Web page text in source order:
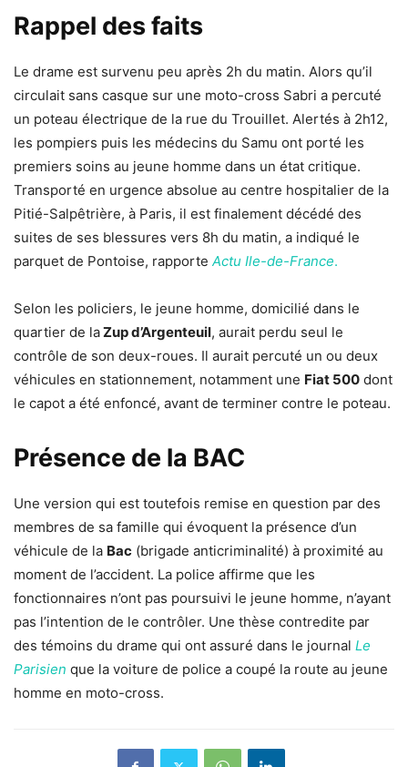
Rappel des faits
Le drame est survenu peu après 2h du matin. Alors qu’il
circulait sans casque sur une moto-cross Sabri a percuté
un poteau électrique de la rue du Trouillet. Alertés à 2h12,
les pompiers puis les médecins du Samu ont porté les
premiers soins au jeune homme dans un état critique.
Transporté en urgence absolue au centre hospitalier de la
Pitié-Salpêtrière, à Paris, il est finalement décédé des
suites de ses blessures vers 8h du matin, a indiqué le
parquet de Pontoise, rapporte Actu Ile-de-France.
Selon les policiers, le jeune homme, domicilié dans le
quartier de laZup d’Argenteuil, aurait perdu seul le
contrôle de son deux-roues. Il aurait percuté un ou deux
véhicules en stationnement, notamment une Fiat 500 dont
le capot a été enfoncé, avant de terminer contre le poteau.
Présence de la BAC
Une version qui est toutefois remise en question par des
membres de sa famille qui évoquent la présence d’un
véhicule de la Bac (brigade anticriminalité) à proximité au
moment de l’accident. La police affirme que les
fonctionnaires n’ont pas poursuivi le jeune homme, n’ayant
pas l’intention de le contrôler. Une thèse contredite par
des témoins du drame qui ont assuré dans le journal Le
Parisien que la voiture de police a coupé la route au jeune
homme en moto-cross.